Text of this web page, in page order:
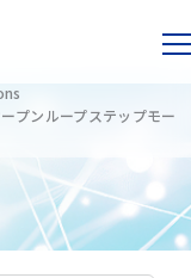
プンループステップモー